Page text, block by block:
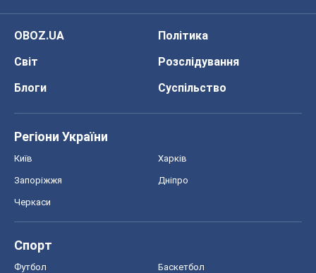
OBOZ.UA
Політика
Світ
Розслідування
Блоги
Суспільство
Регіони України
Київ Харків
Запоріжжя Дніпро
Черкаси
Спорт
Футбол Баскетбол